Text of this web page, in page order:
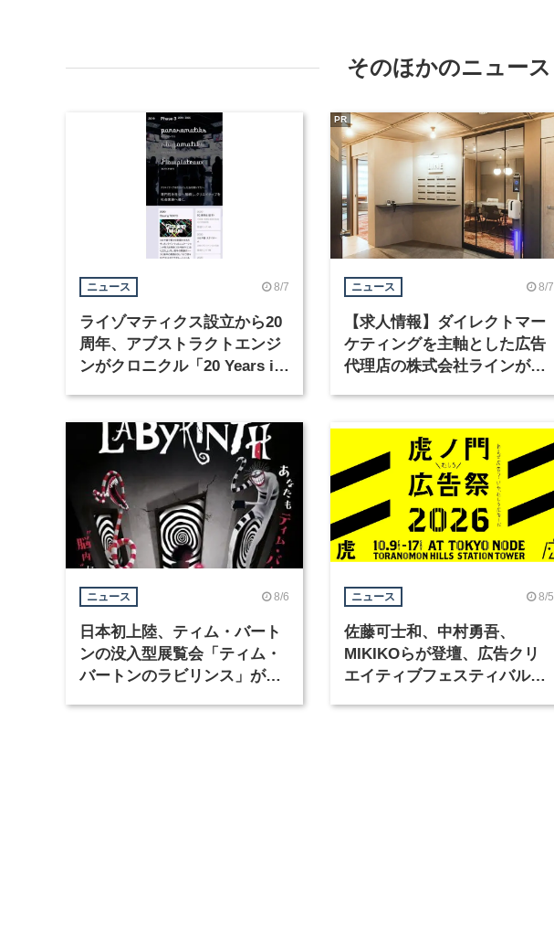
そのほかのニュース
ニュース 8/7
ライゾマティクス設立から20
周年、アブストラクトエンジ
ンがクロニクル「20 Years in
ニュース 8/7
【求人情報】ダイレクトマー
ケティングを主軸とした広告
代理店の株式会社ラインが、
PR
ニュース 8/6
日本初上陸、ティム・バート
ンの没入型展覧会「ティム・
バートンのラビリンス」が東
ニュース 8/5
佐藤可士和、中村勇吾、
MIKIKOらが登壇、広告クリ
エイティブフェスティバル